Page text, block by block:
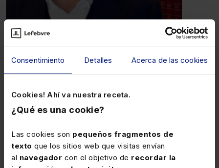
Consentimiento Detalles Acerca de las cookies
Cookies! Ahí va nuestra receta.
¿Qué es una cookie?
Las cookies son pequeños fragmentos de
texto que los sitios web que visitas envían
al navegador con el objetivo de recordar la
Pedro Rodero
Socio director de ONTIER España
Lefebvre
Conócenos
Trabaja con nosotros
Contacto